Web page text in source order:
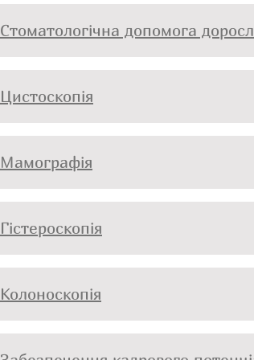
Стоматологічна допомога
Цистоскопія
Мамографія
Гістероскопія
Колоноскопія